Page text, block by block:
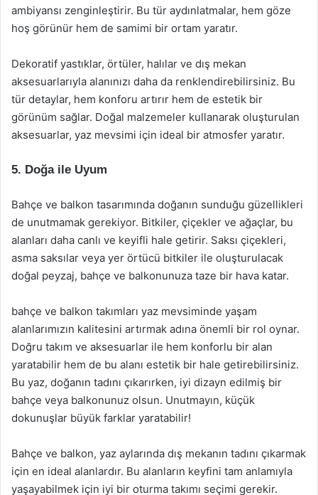
ambiyansı zenginleştirir. Bu tür aydınlatmalar, hem göze
hoş görünür hem de samimi bir ortam yaratır.
Dekoratif yastıklar, örtüler, halılar ve dış mekan
aksesuarlarıyla alanınızı daha da renklendirebilirsiniz. Bu
tür detaylar, hem konforu artırır hem de estetik bir
görünüm sağlar. Doğal malzemeler kullanarak oluşturulan
aksesuarlar, yaz mevsimi için ideal bir atmosfer yaratır.
5. Doğa ile Uyum
Bahçe ve balkon tasarımında doğanın sunduğu güzellikleri
de unutmamak gerekiyor. Bitkiler, çiçekler ve ağaçlar, bu
alanları daha canlı ve keyifli hale getirir. Saksı çiçekleri,
asma saksılar veya yer örtücü bitkiler ile oluşturulacak
doğal peyzaj, bahçe ve balkonunuza taze bir hava katar.
bahçe ve balkon takımları yaz mevsiminde yaşam
alanlarımızın kalitesini artırmak adına önemli bir rol oynar.
Doğru takım ve aksesuarlar ile hem konforlu bir alan
yaratabilir hem de bu alanı estetik bir hale getirebilirsiniz.
Bu yaz, doğanın tadını çıkarırken, iyi dizayn edilmiş bir
bahçe veya balkonunuz olsun. Unutmayın, küçük
dokunuşlar büyük farklar yaratabilir!
Bahçe ve balkon, yaz aylarında dış mekanın tadını çıkarmak
için en ideal alanlardır. Bu alanların keyfini tam anlamıyla
yaşayabilmek için iyi bir oturma takımı seçimi gerekir.